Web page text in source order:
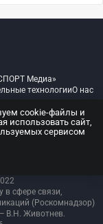
Медиа»
технологииО нас
защищены
средств массовой
022
в сфере связи,
(Роскомнадзор)
В.Н. Животнев.
cookie-файлы и
использовать сайт,
сервисом